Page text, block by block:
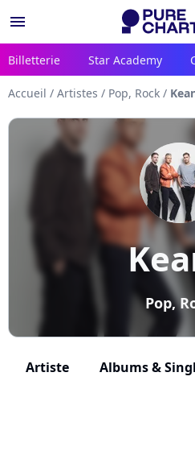
menu
Billetterie Star Academy
Accueil / Artistes / Pop, Rock /
Pop,
Artiste Albums &